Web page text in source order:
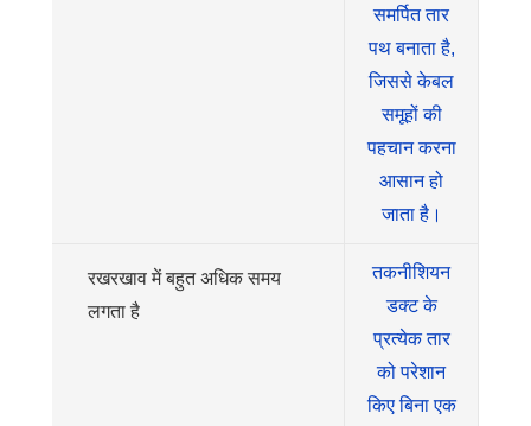
समर्पित तार
पथ बनाता है,
जिससे केबल
समूहों की
पहचान करना
आसान हो
जाता है।
रखरखाव में बहुत अधिक समय
लगता है
तकनीशियन
डक्ट के
प्रत्येक तार
को परेशान
किए बिना एक